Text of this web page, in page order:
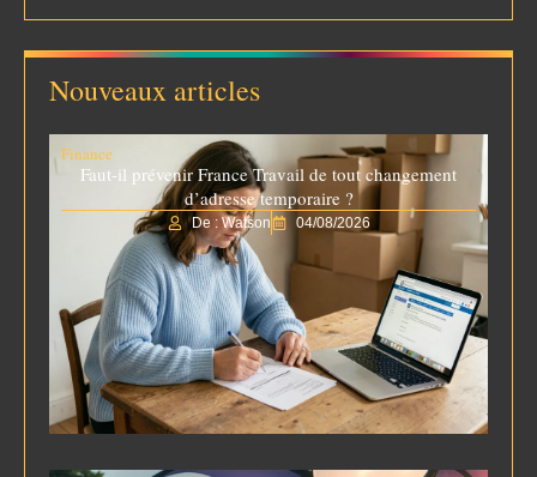
Nouveaux articles
Finance
Faut-il prévenir France Travail de tout changement
d’adresse temporaire ?
De : Watson 04/08/2026